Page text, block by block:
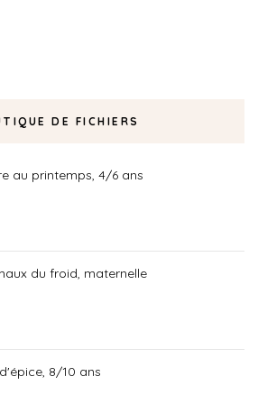
DE FICHIERS
au printemps, 4/6 ans
du froid, maternelle
8/10 ans